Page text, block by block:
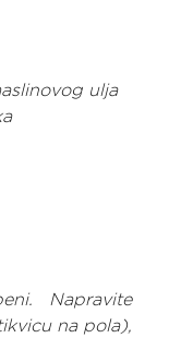
ulja
Napravite
na pola),